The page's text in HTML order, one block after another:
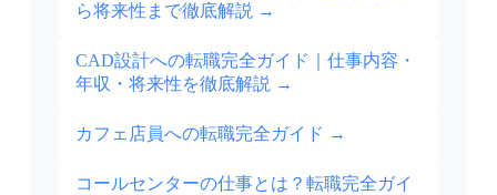
ら将来性まで徹底解説 →
CAD設計への転職完全ガイド｜仕事内容・
年収・将来性を徹底解説 →
カフェ店員への転職完全ガイド →
コールセンターの仕事とは？転職完全ガイ